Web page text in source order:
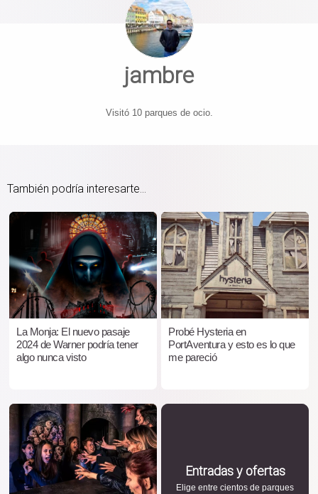
jambre
Visitó 10 parques de ocio.
También podría interesarte...
La Monja: El nuevo pasaje
2024 de Warner podría tener
algo nunca visto
Probé Hysteria en
PortAventura y esto es lo que
me pareció
Entradas y ofertas
Elige entre cientos de parques